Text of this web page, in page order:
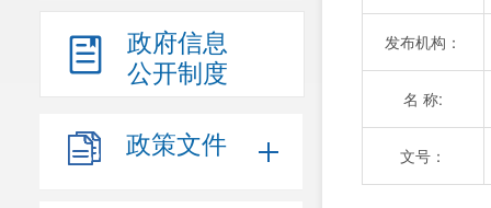
政府信息
公开制度
政策文件
发布机构：
名 称:
文号：